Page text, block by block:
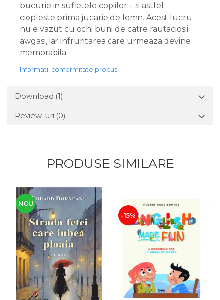
bucurie in sufletele copiilor – si astfel
ciopleste prima jucarie de lemn. Acest lucru
nu e vazut cu ochi buni de catre rautaciosii
awgasi, iar infruntarea care urmeaza devine
memorabila.
Informatii conformitate produs
Download (1)
Review-uri (0)
PRODUSE SIMILARE
NOU
-15%